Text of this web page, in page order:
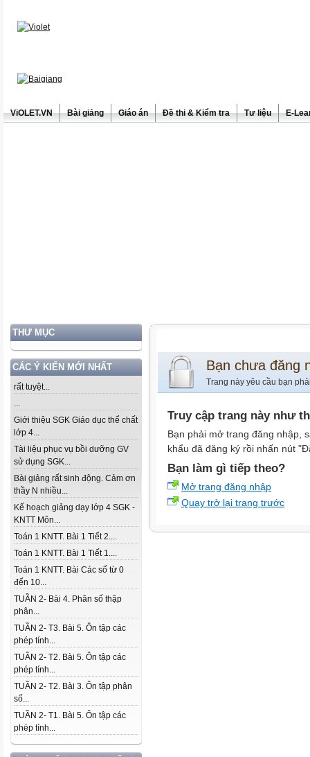
ViOLET.VN Bài giảng Giáo án Đề thi & Kiểm tra Tư liệu E-
THƯ MỤC
CÁC Ý KIẾN MỚI NHẤT
rất tuyệt...
...
Giới thiệu SGK Giáo dục thể chất
lớp 4...
Tài liệu phục vụ bồi dưỡng GV
sử dụng SGK...
Bài giảng rất sinh động. Cảm ơn
thầy N nhiều...
Kế hoạch giảng dạy lớp 4 SGK -
KNTT Môn...
Toán 1 KNTT. Bài 1 Tiết 2....
Toán 1 KNTT. Bài 1 Tiết 1....
Toán 1 KNTT. Bài Các số từ 0
đến 10...
TUẦN 2- Bài 4. Phân số thập
phân...
TUẦN 2- T3. Bài 5. Ôn tập các
phép tính...
TUẦN 2- T2. Bài 5. Ôn tập các
phép tính...
TUẦN 2- T2. Bài 3. Ôn tập phân
số...
TUẦN 2- T1. Bài 5. Ôn tập các
phép tính...
Bạn chưa đăng
Trang này yêu cầu bạn
Truy cập trang này như
Bạn phải mở trang đăng nhập,
khẩu đã đăng ký rồi nhấn nút
Bạn làm gì tiếp theo?
Mở trang đăng nhập
Quay trở lại trang trước